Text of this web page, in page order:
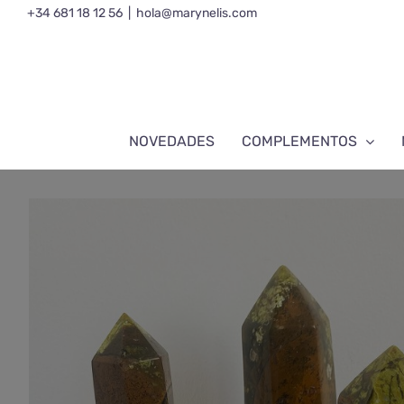
Saltar+34 681 18 12 56 hola@marynelis.com
NOVEDADES COMPLEMENTOS